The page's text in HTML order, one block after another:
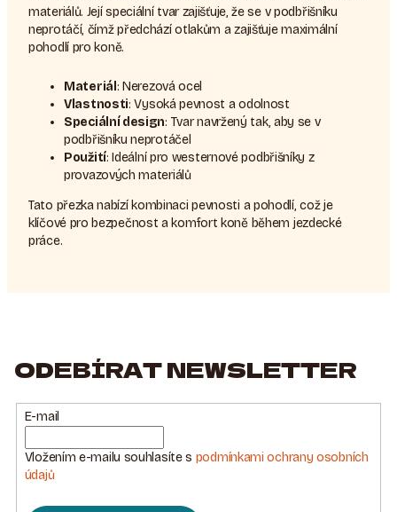
materiálů. Její speciální tvar zajišťuje, že se v podbřišníku
neprotáčí, čímž předchází otlakům a zajišťuje maximální
pohodlí pro koně.
Materiál : Nerezová ocel
Vlastnosti: Vysoká pevnost a odolnost
Speciální design: Tvar navržený tak, aby se v
podbřišníku neprotáčel
Použití: Ideální pro westernové podbřišníky z
provazových materiálů
Tato přezka nabízí kombinaci pevnosti a pohodlí, což je
klíčové pro bezpečnost a komfort koně během jezdecké
práce.
ODEBÍRAT NEWSLETTER
E-mail
Vložením e-mailu souhlasíte s podmínkami ochrany osobních
údajů